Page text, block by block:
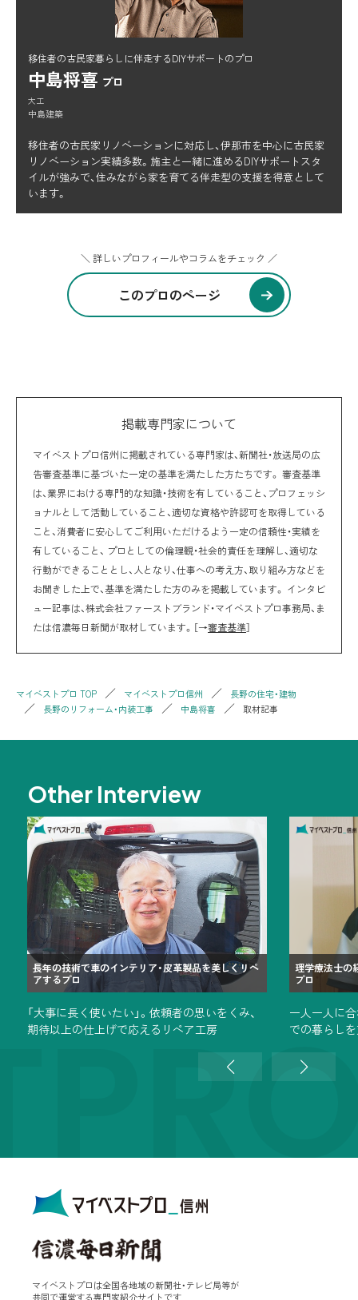
移住者の古民家暮らしに伴走するDIYサポートのプロ
中島将喜 プロ
大工
中島建築
移住者の古民家リノベーションに対応し、伊那市を中心に古民家
リノベーション実績多数。施主と一緒に進めるDIYサポートスタ
イルが強みで、住みながら家を育てる伴走型の支援を得意として
います。
＼ 詳しいプロフィールやコラムをチェック ／
このプロのページ
掲載専門家について
マイベストプロ信州に掲載されている専門家は、新聞社・放送局の広
告審査基準に基づいた一定の基準を満たした方たちです。 審査基準
は、業界における専門的な知識・技術を有していること、プロフェッシ
ョナルとして活動していること、適切な資格や許認可を取得している
こと、消費者に安心してご利用いただけるよう一定の信頼性・実績を
有していること、 プロとしての倫理観・社会的責任を理解し、適切な
行動ができることとし、人となり、仕事への考え方、取り組み方などを
お聞きした上で、基準を満たした方のみを掲載しています。 インタビ
ュー記事は、株式会社ファーストブランド・マイベストプロ事務局、ま
たは信濃毎日新聞が取材しています。［→審査基準］
マイベストプロ TOP マイベストプロ信州
長野の住宅・建物
長野のリフォーム・内装工事
中島将喜 取材記事
Other Interview
長年の技術で車のインテリア・皮革製品を美しくリペ
アするプロ
「大事に長く使いたい」。依頼者の思いをくみ、
期待以上の仕上げで応えるリペア工房
理学療法士の
プロ
一人一人に
での暮らし
マイベストプロは全国各地域の新聞社・テレビ局等が
共同で運営する専門家紹介サイトです